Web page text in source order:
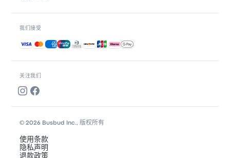
关注我们
我们接受
接受的付款方式
© 2026 Busbud Inc., 版权所有
使用条款
隐私声明
退款政策